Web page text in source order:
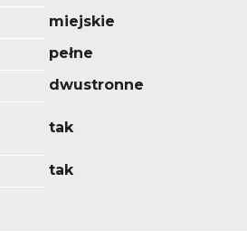
miejskie
pełne
dwustronne
tak
tak